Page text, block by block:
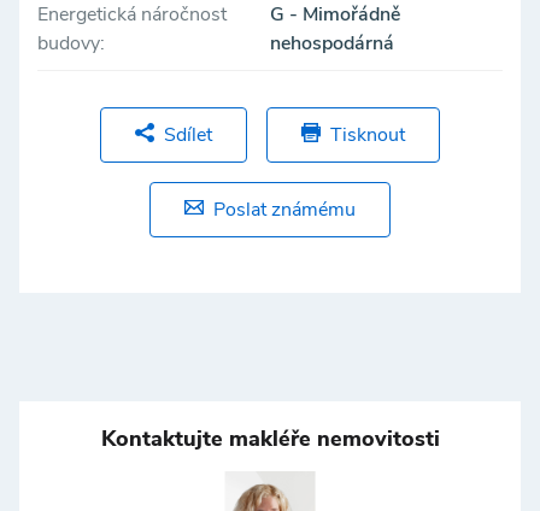
Energetická náročnost
budovy:
G - Mimořádně
nehospodárná
Sdílet Tisknout
Poslat známému
Kontaktujte makléře nemovitosti